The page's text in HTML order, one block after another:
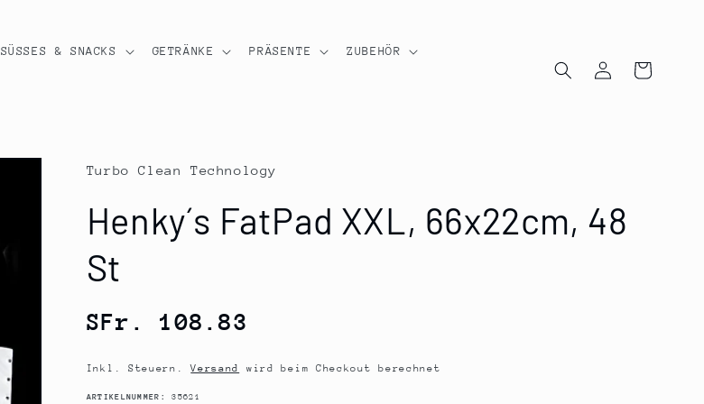
SÜSSES & SNACKS GETRÄNKE PRÄSENTE ZUBEHÖR
EinloggenWarenkorb
Turbo Clean Technology
Henky´s FatPad XXL, 66x22cm, 48
St
Normaler
SFr. 108.83
Inkl. Steuern.Versand wird beim Checkout berechnet
ARTIKELNUMMER: SKU:
35621